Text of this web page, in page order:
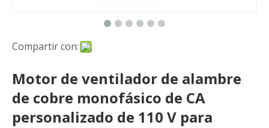
Compartir con:
Motor de ventilador de alambre
de cobre monofásico de CA
personalizado de 110 V para